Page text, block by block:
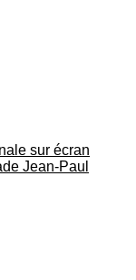
sur écran
Jean-Paul